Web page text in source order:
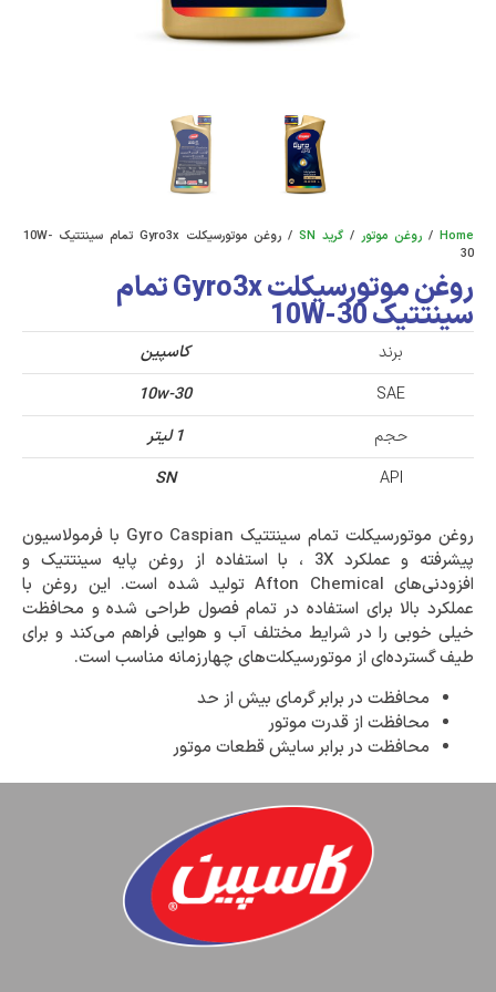
Home
/ روغن موتور / گرید SN
/ روغن موتورسیکلت Gyro3x تمام سینتتیک 10W-
30
روغن موتورسیکلت Gyro3x تمام
سینتتیک 10W-30
برند
کاسپین
SAE
10w-30
حجم
1 لیتر
API
SN
روغن موتورسیکلت تمام‌ سینتتیک Gyro Caspian با فرمولاسیون
پیشرفته و عملکرد 3X ، با استفاده از روغن پایه سینتتیک و
افزودنی‌های Afton Chemical تولید شده است. این روغن با
عملکرد بالا برای استفاده در تمام فصول طراحی شده و محافظت
خیلی خوبی را در شرایط مختلف آب و هوایی فراهم می‌کند و برای
طیف گسترده‌ای از موتورسیکلت‌های چهارزمانه مناسب است.
محافظت در برابر گرمای بیش از حد
محافظت از قدرت موتور
محافظت در برابر سایش قطعات موتور